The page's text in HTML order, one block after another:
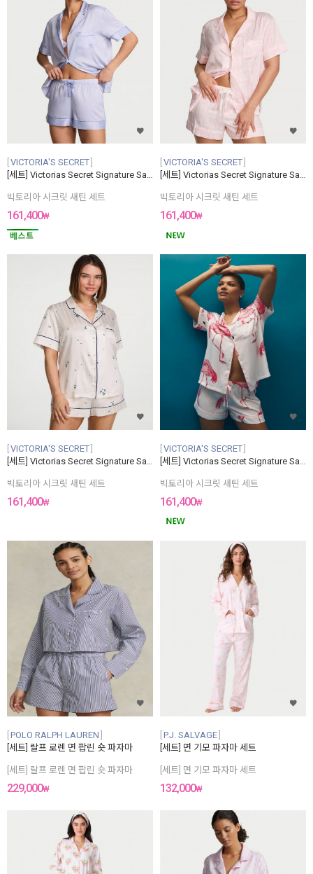
VICTORIA'S SECRET
[세트] Victorias Secret Signature Satin Short Pajama Set
빅토리아 시크릿 새틴 세트
161,400₩
VICTORIA'S SECRET
[세트] Victorias Secret Signature Satin Short Pajama Set
빅토리아 시크릿 새틴 세트
161,400₩
VICTORIA'S SECRET
빅토리아 시크릿 새틴 세트
161,400₩
VICTORIA'S SECRET
빅토리아 시크릿 새틴 세트
161,400₩
POLO RALPH LAUREN
[세트] 랄프 로렌 면 팝린 숏 파자마
[세트] 랄프 로렌 면 팝린 숏 파자마
229,000₩
P.J. SALVAGE
[세트] 면 기모 파자마 세트
[세트] 면 기모 파자마 세트
132,000₩